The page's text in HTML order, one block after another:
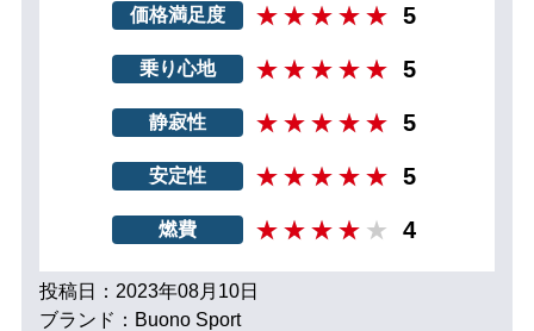
価格満足度 5
乗り心地 5
静寂性 5
安定性 5
燃費 4
投稿日：2023年08月10日
ブランド：Buono Sport